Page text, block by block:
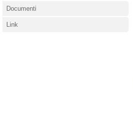
Documenti
Link